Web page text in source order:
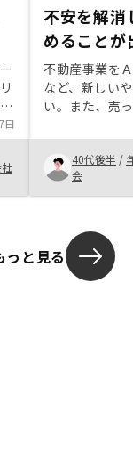
日
不安を解消
めることが
不動産事業を
など、新しい
い。また、売
め、安心して
なった。更に
れており、空
安心材料にな
40代後半 /
会
っと見る